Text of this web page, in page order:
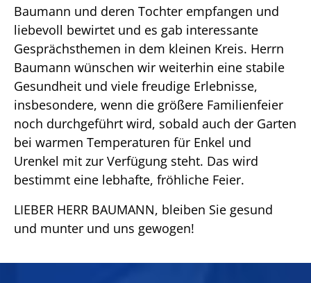
Baumann und deren Tochter empfangen und
liebevoll bewirtet und es gab interessante
Gesprächsthemen in dem kleinen Kreis. Herrn
Baumann wünschen wir weiterhin eine stabile
Gesundheit und viele freudige Erlebnisse,
insbesondere, wenn die größere Familienfeier
noch durchgeführt wird, sobald auch der Garten
bei warmen Temperaturen für Enkel und
Urenkel mit zur Verfügung steht. Das wird
bestimmt eine lebhafte, fröhliche Feier.
LIEBER HERR BAUMANN, bleiben Sie gesund
und munter und uns gewogen!